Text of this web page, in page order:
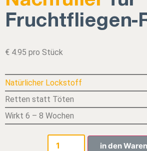
Fruchtfliegen-
€ 4.95 pro Stück
Natürlicher Lockstoff
Retten statt Töten
Wirkt 6 – 8 Wochen
in den